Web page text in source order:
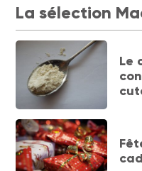
La sélection
Le